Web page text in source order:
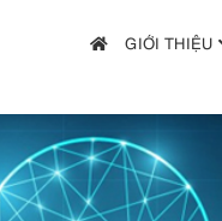
GIỚI THIỆU